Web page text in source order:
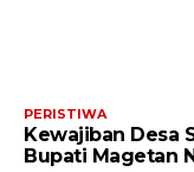
PERISTIWA
Kewajiban Desa
Bupati Magetan